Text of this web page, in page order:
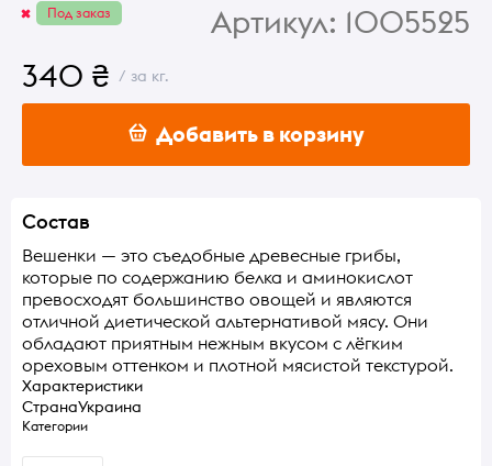
Под заказ Артикул: 1005525
340 ₴ / за кг.
Добавить в корзину
Состав
Вешенки — это съедобные древесные грибы,
которые по содержанию белка и аминокислот
превосходят большинство овощей и являются
отличной диетической альтернативой мясу. Они
обладают приятным нежным вкусом с лёгким
ореховым оттенком и плотной мясистой текстурой.
Характеристики
СтранаУкраина
Категории